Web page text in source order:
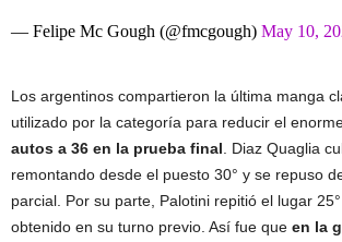
— Felipe Mc Gough (@fmcgough) May 10,
Los argentinos compartieron la última manga
utilizado por la categoría para reducir el
autos a 36 en la prueba final . Diaz Quaglia
remontando desde el puesto 30° y se repuso
parcial. Por su parte, Palotini repitió el lugar
obtenido en su turno previo. Así fue que en la